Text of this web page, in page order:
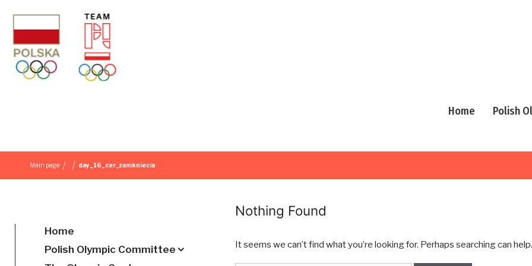
Home Polish
Main page / / day_16_cer_zamkniecia
Nothing Found
It seems we can’t find what you’re looking for. Perhaps searching can help.
Home
Polish Olympic Committee